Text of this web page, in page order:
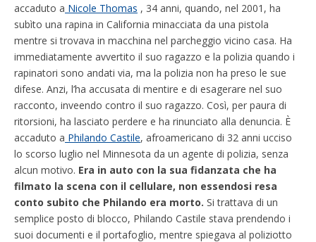
accaduto a Nicole Thomas , 34 anni, quando, nel 2001, ha
subìto una rapina in California minacciata da una pistola
mentre si trovava in macchina nel parcheggio vicino casa. Ha
immediatamente avvertito il suo ragazzo e la polizia quando i
rapinatori sono andati via, ma la polizia non ha preso le sue
difese. Anzi, l’ha accusata di mentire e di esagerare nel suo
racconto, inveendo contro il suo ragazzo. Così, per paura di
ritorsioni, ha lasciato perdere e ha rinunciato alla denuncia. È
accaduto a Philando Castile, afroamericano di 32 anni ucciso
lo scorso luglio nel Minnesota da un agente di polizia, senza
alcun motivo. Era in auto con la sua fidanzata che ha
filmato la scena con il cellulare, non essendosi resa
conto subito che Philando era morto. Si trattava di un
semplice posto di blocco, Philando Castile stava prendendo i
suoi documenti e il portafoglio, mentre spiegava al poliziotto